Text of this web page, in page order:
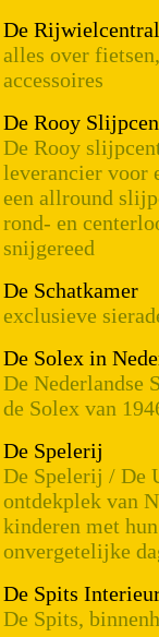
De
alles over
accessoires
De Rooy
De Rooy
leverancier voor
een allround
rond- en
snijgereed
De Schatkamer
exclusieve
De Solex in
De Nederlandse
de Solex van
De Spelerij
De Spelerij / De
ontdekplek van
kinderen met
onvergetelijke
De Spits
De Spits,